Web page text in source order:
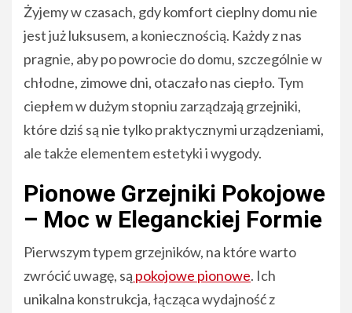
Żyjemy w czasach, gdy komfort cieplny domu nie
jest już luksusem, a koniecznością. Każdy z nas
pragnie, aby po powrocie do domu, szczególnie w
chłodne, zimowe dni, otaczało nas ciepło. Tym
ciepłem w dużym stopniu zarządzają grzejniki,
które dziś są nie tylko praktycznymi urządzeniami,
ale także elementem estetyki i wygody.
Pionowe Grzejniki Pokojowe
– Moc w Eleganckiej Formie
Pierwszym typem grzejników, na które warto
zwrócić uwagę, są pokojowe pionowe. Ich
unikalna konstrukcja, łącząca wydajność z